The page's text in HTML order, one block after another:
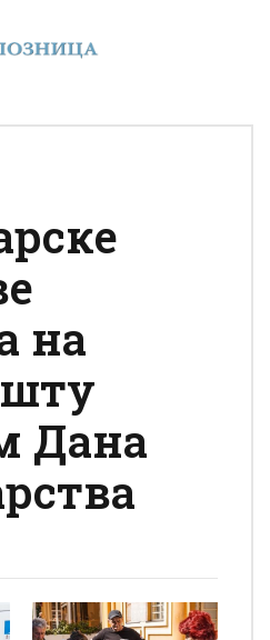
на
Дана